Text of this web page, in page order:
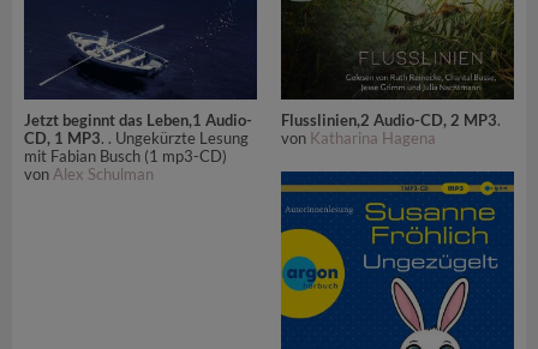
Jetzt beginnt das Leben,1 Audio-
CD, 1 MP3. . Ungekürzte Lesung
mit Fabian Busch (1 mp3-CD)
von Alex Schulman
Flusslinien,2 Audio-CD, 2 MP3.
von Katharina Hagena